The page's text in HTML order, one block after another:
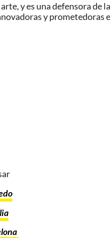
y es una defensora
y prometedoras